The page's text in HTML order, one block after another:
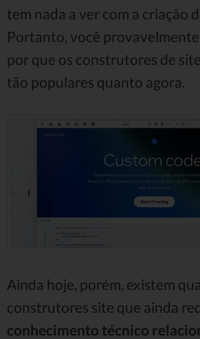
tem nada a ver com a criação
Portanto, você
por que os construtores de
tão populares quanto agora.
Ainda hoje, porém, existem
construtores site que ainda
conhecimento técnico